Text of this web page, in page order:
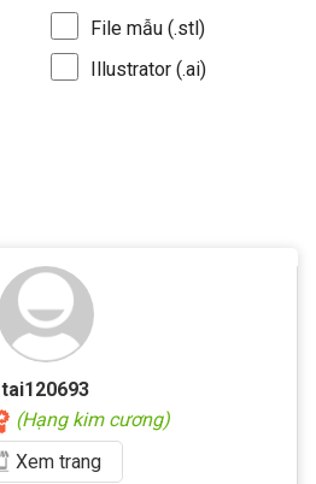
File mẫu (.stl)
Illustrator (.ai)
tai120693
(Hạng kim cương)
Xemtrang